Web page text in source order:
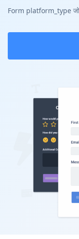
Form platform_type